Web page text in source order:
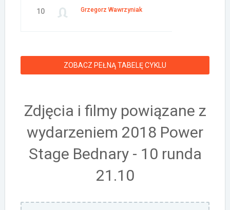
10 Grzegorz Wawrzyniak
ZOBACZ PEŁNĄ TABELĘ CYKLU
Zdjęcia i filmy powiązane z
wydarzeniem 2018 Power
Stage Bednary - 10 runda
21.10